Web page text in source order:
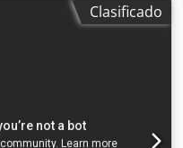
Dimensiones aprox.
manual de 450 mm
Clasificado